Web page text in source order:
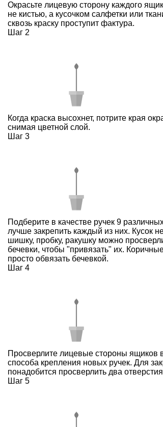
Окрасьте лицевую сторону каждого
не кистью, а кусочком салфетки или
сквозь краску проступит фактура.
Шаг 2
Когда краска высохнет, потрите края
снимая цветной слой.
Шаг 3
Подберите в качестве ручек 9
лучше закрепить каждый из них. Кусок
шишку, пробку, ракушку можно
бечевки, чтобы "привязать" их.
просто обвязать бечевкой.
Шаг 4
Просверлите лицевые стороны ящиков
способа крепления новых ручек. Для
понадобится просверлить два
Шаг 5